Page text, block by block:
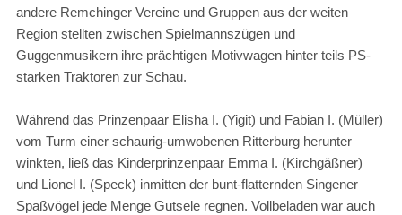
andere Remchinger Vereine und Gruppen aus der weiten
Region stellten zwischen Spielmannszügen und
Guggenmusikern ihre prächtigen Motivwagen hinter teils PS-
starken Traktoren zur Schau.
Während das Prinzenpaar Elisha I. (Yigit) und Fabian I. (Müller)
vom Turm einer schaurig-umwobenen Ritterburg herunter
winkten, ließ das Kinderprinzenpaar Emma I. (Kirchgäßner)
und Lionel I. (Speck) inmitten der bunt-flatternden Singener
Spaßvögel jede Menge Gutsele regnen. Vollbeladen war auch